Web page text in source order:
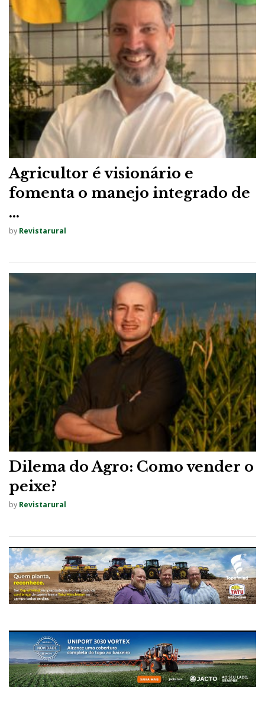
Agricultor é visionário e
fomenta o manejo integrado de
...
by Revistarural
Dilema do Agro: Como vender o
peixe?
by Revistarural